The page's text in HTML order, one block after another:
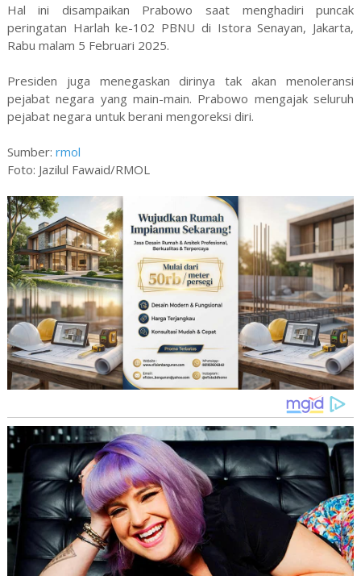
Hal ini disampaikan Prabowo saat menghadiri puncak
peringatan Harlah ke-102 PBNU di Istora Senayan, Jakarta,
Rabu malam 5 Februari 2025.
Presiden juga menegaskan dirinya tak akan menoleransi
pejabat negara yang main-main. Prabowo mengajak seluruh
pejabat negara untuk berani mengoreksi diri.
Sumber: rmol
Foto: Jazilul Fawaid/RMOL